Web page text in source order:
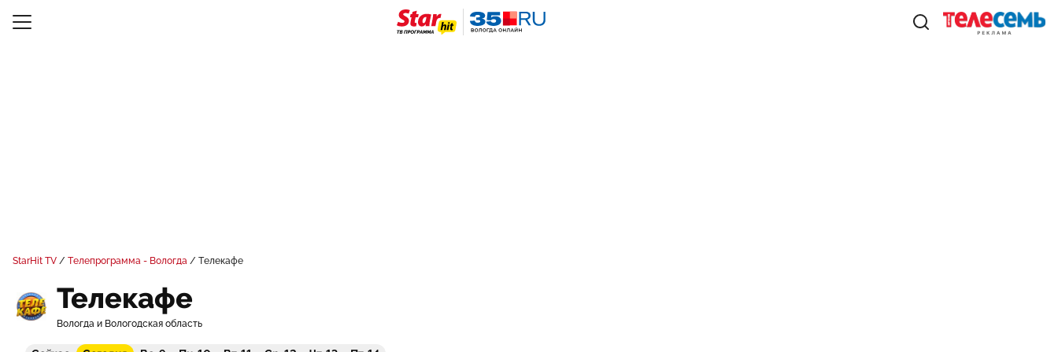
StarHit TV Телепрограмма - Вологда Телекафе
Телекафе
Вологда и Вологодская область